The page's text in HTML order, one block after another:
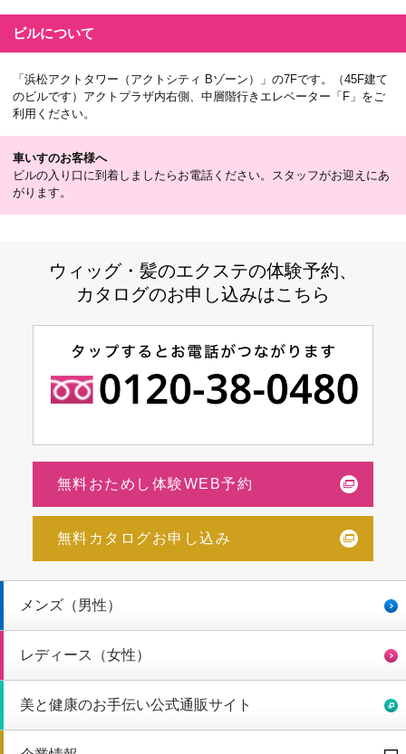
ビルについて
「浜松アクトタワー（アクトシティ Bゾーン）」の7Fです。（45F建て
のビルです）アクトプラザ内右側、中層階行きエレベーター「F」をご
利用ください。
車いすのお客様へ
ビルの入り口に到着しましたらお電話ください。スタッフがお迎えにあ
がります。
ウィッグ・髪のエクステの体験予約、
カタログのお申し込みはこちら
無料おためし体験WEB予約
無料カタログお申し込み
メンズ（男性）
レディース（女性）
美と健康のお手伝い公式通販サイト